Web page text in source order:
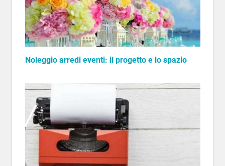
Noleggio arredi eventi: il progetto e lo spazio